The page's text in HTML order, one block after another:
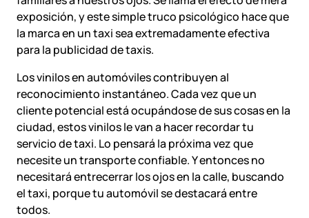
exposición, y este simple truco psicológico hace que
la marca en un taxi sea extremadamente efectiva
para la publicidad de taxis.
Los vinilos en automóviles contribuyen al
reconocimiento instantáneo. Cada vez que un
cliente potencial está ocupándose de sus cosas en la
ciudad, estos vinilos le van a hacer recordar tu
servicio de taxi. Lo pensará la próxima vez que
necesite un transporte confiable. Y entonces no
necesitará entrecerrar los ojos en la calle, buscando
el taxi, porque tu automóvil se destacará entre
todos.